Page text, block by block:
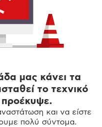
μας κάνει τα
το τεχνικό
και να είστε
πολύ σύντομα.